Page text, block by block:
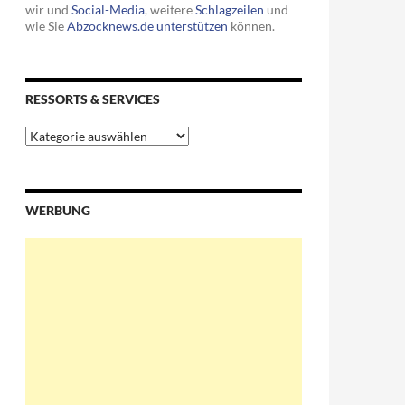
wir und Social-Media, weitereSchlagzeilen und
wie SieAbzocknews.de unterstützen können.
RESSORTS & SERVICES
Ressorts
&
WERBUNG